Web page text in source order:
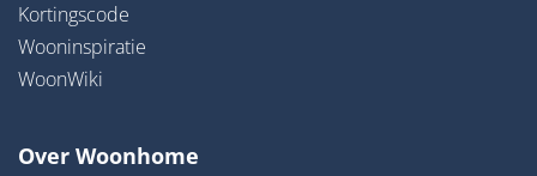
Kortingscode
Wooninspiratie
WoonWiki
Over Woonhome